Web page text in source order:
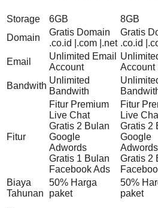
Storage 6GB 8GB
Domain
Gratis Domain
.co.id |.com |.net
Gratis
.co.id
Email
Unlimited Email
Account
Account
Bandwith
Unlimited
Bandwith
Fitur
Fitur Premium
Live Chat
Gratis 2 Bulan
Google
Adwords
Gratis 1 Bulan
Facebook Ads
Fitur
Live
Gratis 2
Google
Adwords
Gratis 2
Biaya
Tahunan
50% Harga
paket
50%
paket